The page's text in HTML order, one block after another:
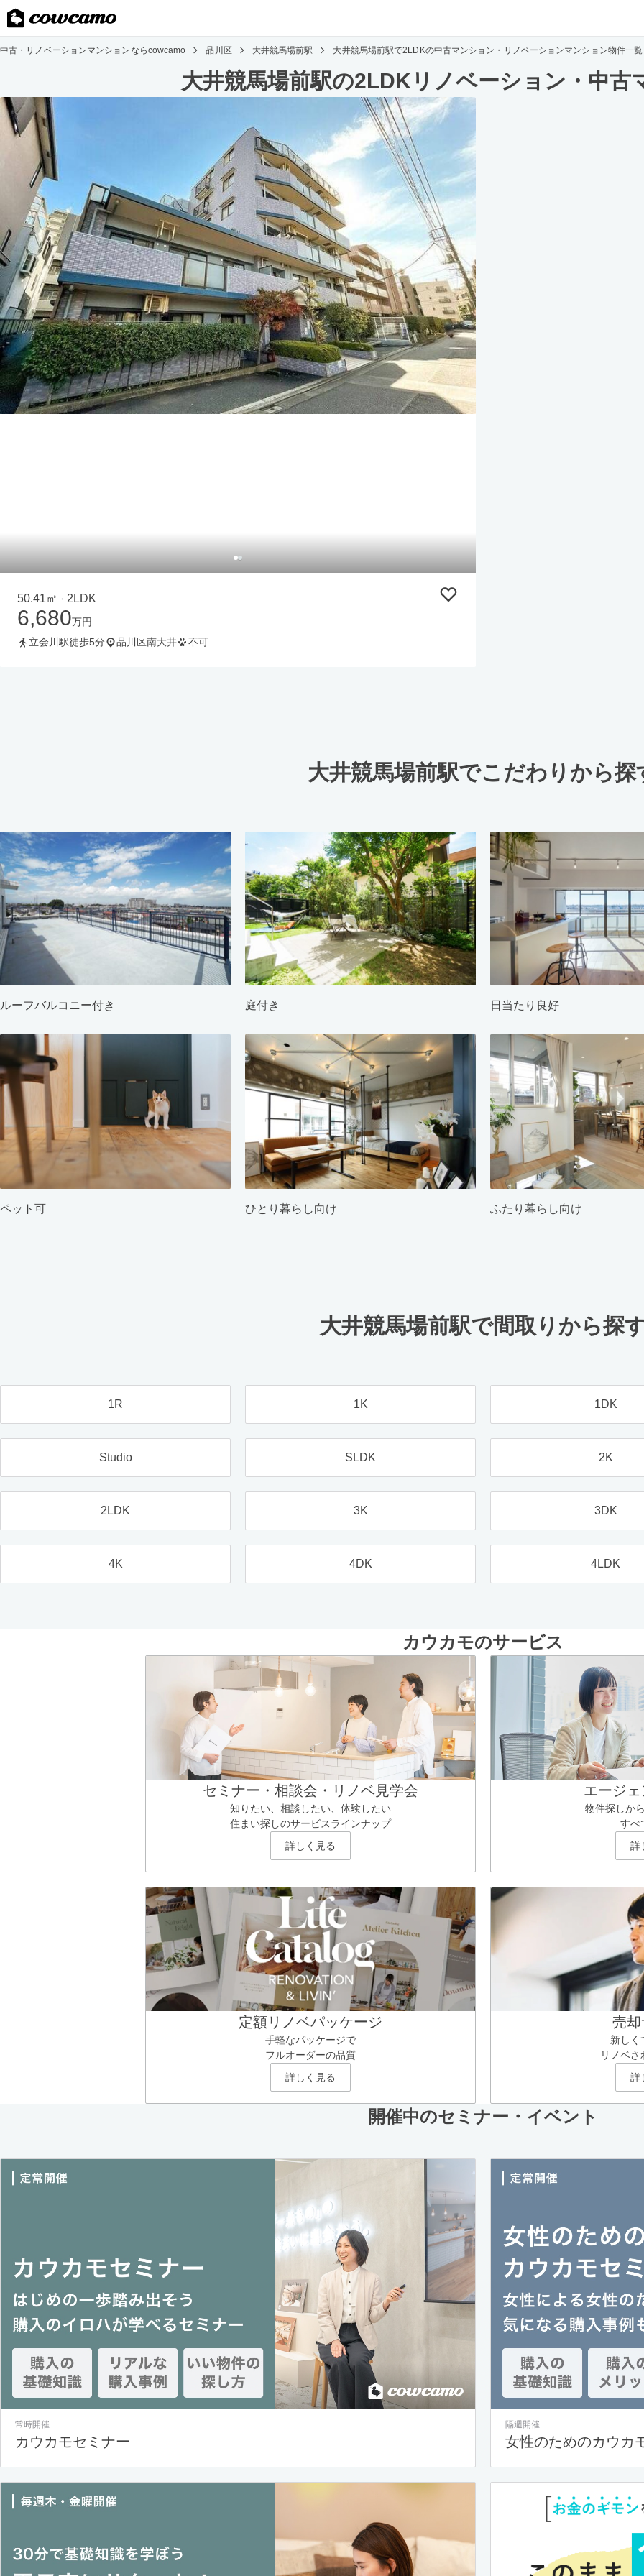
中古・リノベーションマンションならcowcamo 品川区 大井競馬場前駅 大井競馬場前駅で2LDKの中古マンション・リノベーションマンション物件一
大井競馬場前駅の2LDKリノベーション・中古
50.41㎡ ・ 2LDK
6,680万円
立会川駅徒歩5分
品川区南大井 不可
大井競馬場前駅でこだわりから探
ルーフバルコニー付き 庭付き 日当たり良好
ペット可 ひとり暮らし向け ふたり暮らし向け
大井競馬場前駅で間取りから探
1R 1K 1DK
Studio SLDK 2K
2LDK 3K 3DK
4K 4DK 4LDK
カウカモのサービス
セミナー・相談会・リノベ見学会
知りたい、相談したい、体験したい
住まい探しのサービスラインナップ
詳しく見る
エージ
物件探しか
すべ
詳
定額リノベパッケージ
手軽なパッケージで
フルオーダーの品質
詳しく見る
売
新しく
リノベ
詳
開催中のセミナー・イベント
常時開催
カウカモセミナー
隔週開催
女性のためのカウカ